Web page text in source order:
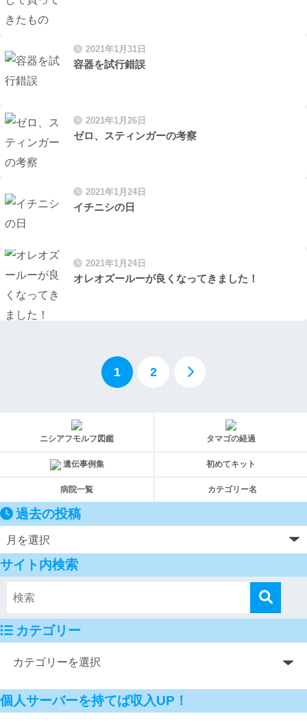
2021年1月31日
容器を試行錯誤
2021年1月26日
ゼロ、スティンガーの考察
2021年1月24日
イチニシの日
2021年1月24日
オレオズールーが良くなってきました！
1 2
ニシアフモルフ図鑑 タマゴの経過
遺伝事例集 初めてキット
病院一覧 カテゴリー名
過去の投稿
サイト内検索
カテゴリー
個人サーバーを持てば収入UP！